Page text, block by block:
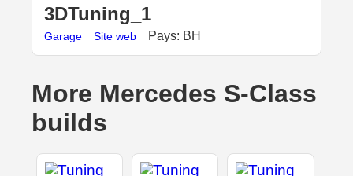
3DTuning_1
Garage Site web Pays: BH
More Mercedes S-Class
builds